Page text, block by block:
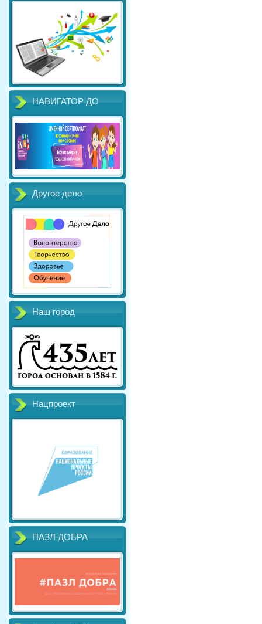
НАВИГАТОР ДО
Другое дело
Наш город
Нацпроект
ПАЗЛ ДОБРА